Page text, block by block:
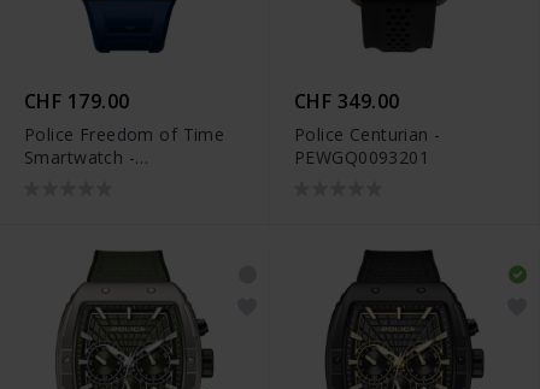
CHF 179.00
Police Freedom of Time
Smartwatch -
CHF 349.00
Police Centurian -
PEWGQ0093201